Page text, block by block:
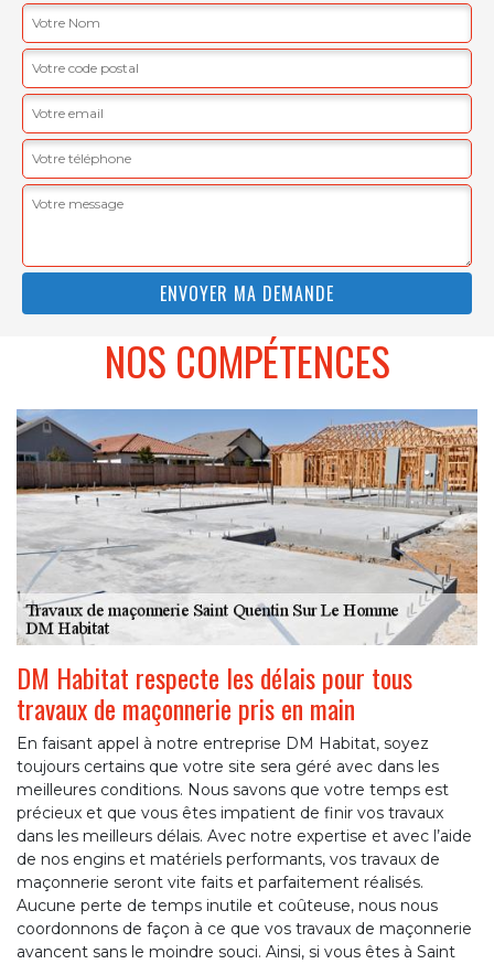
NOS COMPÉTENCES
DM Habitat respecte les délais pour tous
travaux de maçonnerie pris en main
En faisant appel à notre entreprise DM Habitat, soyez
toujours certains que votre site sera géré avec dans les
meilleures conditions. Nous savons que votre temps est
précieux et que vous êtes impatient de finir vos travaux
dans les meilleurs délais. Avec notre expertise et avec l’aide
de nos engins et matériels performants, vos travaux de
maçonnerie seront vite faits et parfaitement réalisés.
Aucune perte de temps inutile et coûteuse, nous nous
coordonnons de façon à ce que vos travaux de maçonnerie
avancent sans le moindre souci. Ainsi, si vous êtes à Saint